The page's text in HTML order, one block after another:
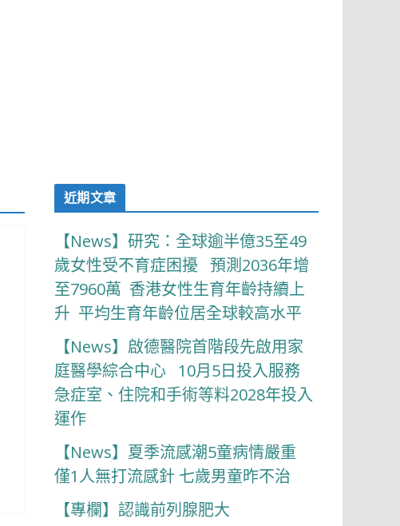
近期文章
【News】研究：全球逾半億35至49
歲女性受不育症困擾 預測2036年增
至7960萬 香港女性生育年齡持續上
升 平均生育年齡位居全球較高水平
【News】啟德醫院首階段先啟用家
庭醫學綜合中心 10月5日投入服務
急症室、住院和手術等料2028年投入
運作
【News】夏季流感潮5童病情嚴重
僅1人無打流感針 七歲男童昨不治
【專欄】認識前列腺肥大